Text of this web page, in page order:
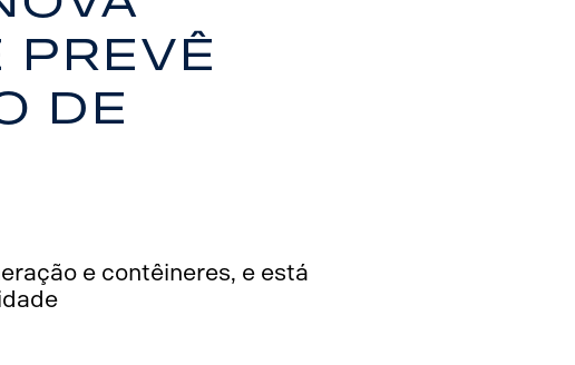
prevê
de
e contêineres, e está